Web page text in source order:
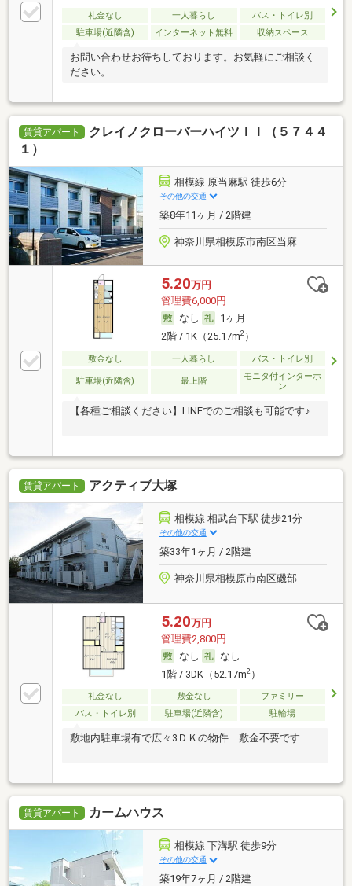
礼金なし 一人暮らし
バス・トイレ別
駐車場(近隣含)
インターネット無料 収納スペース
お問い合わせお待ちしております。お気軽にご相談く
ださい。
賃貸アパート
クレイノクローバーハイツＩＩ（５７４４
１）
相模線 原当麻駅 徒歩6分
その他の交通
築8年11ヶ月 / 2階建
神奈川県相模原市南区当麻
5.20万円
管理費6,000円
なし
1ヶ月
2階 / 1K（25.17m2）
敷金なし 一人暮らし バス・トイレ別
駐車場(近隣含) 最上階
モニタ付インターホ
ン
【各種ご相談ください】LINEでのご相談も可能です♪
賃貸アパート アクティブ大塚
相模線 相武台下駅 徒歩21分
その他の交通
築33年1ヶ月 / 2階建
神奈川県相模原市南区磯部
5.20万円
管理費2,800円
なし
なし
1階 / 3DK（52.17m2）
礼金なし 敷金なし
ファミリー
バス・トイレ別
駐車場(近隣含) 駐輪場
敷地内駐車場有で広々3ＤＫの物件 敷金不要です
賃貸アパート カームハウス
相模線 下溝駅 徒歩9分
その他の交通
築19年7ヶ月 / 2階建